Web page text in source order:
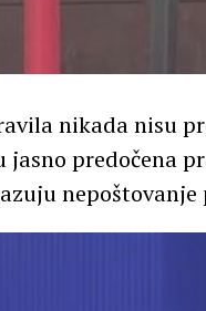
nikada nisu
jasno predočena